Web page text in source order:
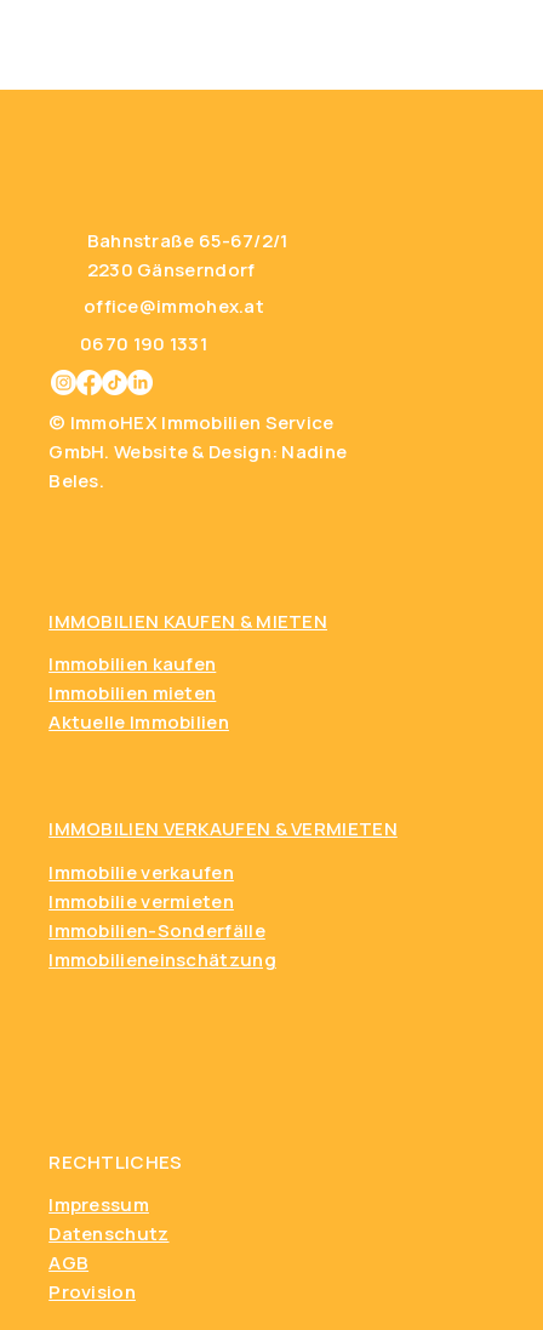
RECHTLICHES
Impressum
Datenschutz
AGB
Provision
Bahnstraße 65-67/2/1
2230 Gänserndorf
office@immohex.at
0670 190 1331
© ImmoHEX Immobilien Service
GmbH.Website & Design: Nadine
Beles.
IMMOBILIEN VERKAUFEN & VERMIETEN
Immobilie verkaufen
Immobilie vermieten
Immobilien-Sonderfälle
Immobilieneinschätzung
IMMOBILIEN KAUFEN & MIETEN
Immobilien kaufen
Immobilien mieten
Aktuelle Immobilien